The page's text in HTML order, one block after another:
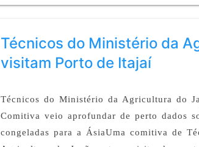
Técnicos do Ministério da
visitam Porto de Itajaí
Técnicos do Ministério da Agricultura do
Comitiva veio aprofundar de perto dados
congeladas para a ÁsiaUma comitiva de